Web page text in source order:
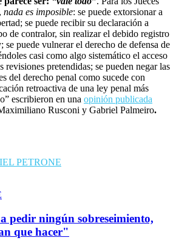
nada es imposible: se puede extorsionar a
se puede recibir su declaración a
de contralor, sin realizar el debido registro
puede vulnerar el derecho de defensa de
casi como algo sistemático el acceso
revisiones pretendidas; se pueden negar las
del derecho penal como sucede con
retroactiva de una ley penal más
escribieron en una opinión publicada
Rusconi y Gabriel Palmeiro.
PETRONE
pedir ningún sobreseimiento,
que hacer"